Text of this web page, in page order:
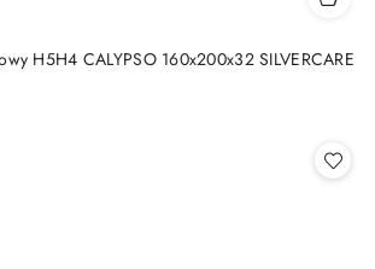
H5H4 CALYPSO 160x200x32 SILVERCARE